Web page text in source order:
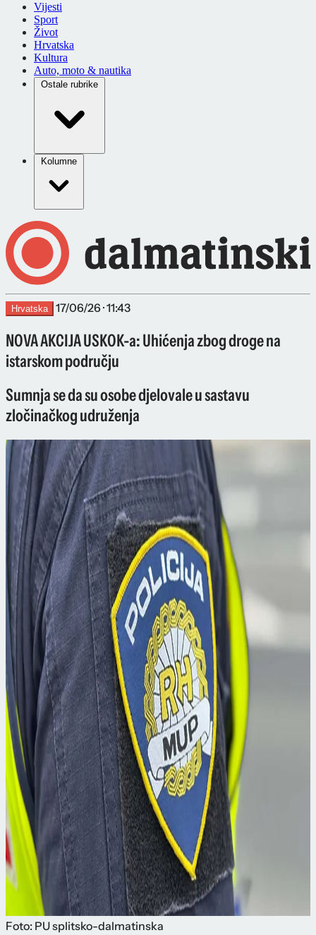
Vijesti
Sport
Život
Hrvatska
Kultura
Auto, moto & nautika
Ostale rubrike
Kolumne
Hrvatska 17/06/26 · 11:43
NOVA AKCIJA USKOK-a: Uhićenja zbog droge na
istarskom području
Sumnja se da su osobe djelovale u sastavu
zločinačkog udruženja
Foto: PU splitsko-dalmatinska